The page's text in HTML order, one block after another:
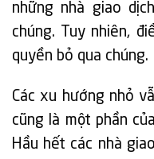
những nhà giao
chúng. Tuy nhiên,
quyền bỏ qua chúng.
Các xu hướng nhỏ
cũng là một phần
Hầu hết các nhà